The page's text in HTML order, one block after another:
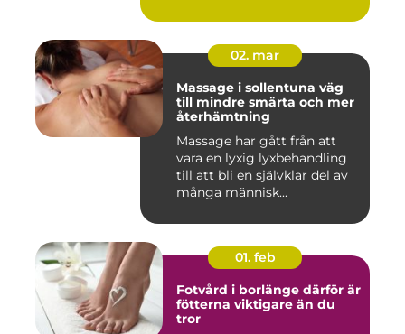
02. mar
Massage i sollentuna väg
till mindre smärta och mer
återhämtning
Massage har gått från att
vara en lyxig lyxbehandling
till att bli en självklar del av
många människ...
01. feb
Fotvård i borlänge därför är
fötterna viktigare än du
tror